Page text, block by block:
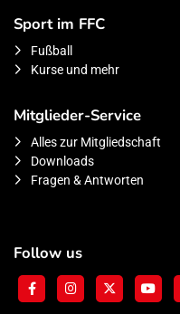
Sport im FFC
Fußball
Kurse und mehr
Mitglieder-Service
Alles zur Mitgliedschaft
Downloads
Fragen & Antworten
Follow us